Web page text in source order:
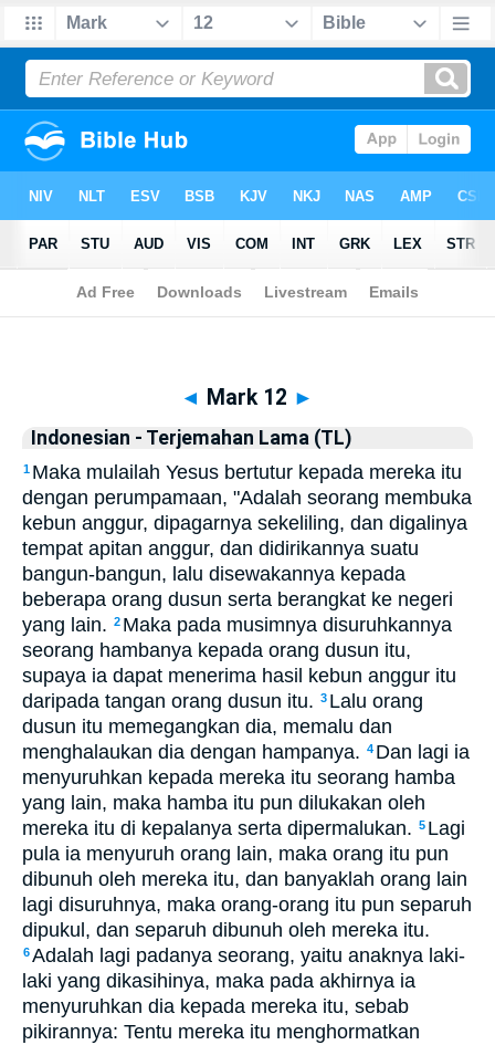
>Indonesian - Terjemahan Lama (TL)> Mark 12
◄ Mark 12 ►
Indonesian - Terjemahan Lama (TL)
1 Maka mulailah Yesus bertutur kepada mereka itu
dengan perumpamaan, "Adalah seorang membuka
kebun anggur, dipagarnya sekeliling, dan digalinya
tempat apitan anggur, dan didirikannya suatu
bangun-bangun, lalu disewakannya kepada
beberapa orang dusun serta berangkat ke negeri
yang lain. 2 Maka pada musimnya disuruhkannya
seorang hambanya kepada orang dusun itu,
supaya ia dapat menerima hasil kebun anggur itu
daripada tangan orang dusun itu. 3 Lalu orang
dusun itu memegangkan dia, memalu dan
menghalaukan dia dengan hampanya. 4 Dan lagi ia
menyuruhkan kepada mereka itu seorang hamba
yang lain, maka hamba itu pun dilukakan oleh
mereka itu di kepalanya serta dipermalukan. 5 Lagi
pula ia menyuruh orang lain, maka orang itu pun
dibunuh oleh mereka itu, dan banyaklah orang lain
lagi disuruhnya, maka orang-orang itu pun separuh
dipukul, dan separuh dibunuh oleh mereka itu.
6Adalah lagi padanya seorang, yaitu anaknya laki-
laki yang dikasihinya, maka pada akhirnya ia
menyuruhkan dia kepada mereka itu, sebab
pikirannya: Tentu mereka itu menghormatkan